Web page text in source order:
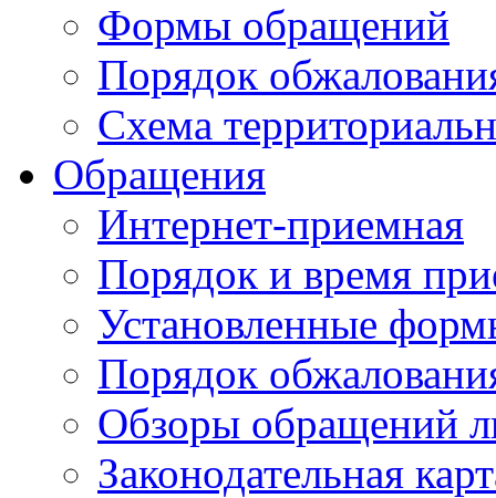
Формы обращений
Порядок
Схема
Обращения
Интернет-приемная
Порядок и время
Установленные
Порядок
Обзоры обращений
Законодательная